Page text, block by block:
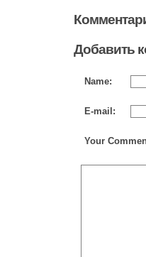
Добавить
Name:
E-mail:
Your